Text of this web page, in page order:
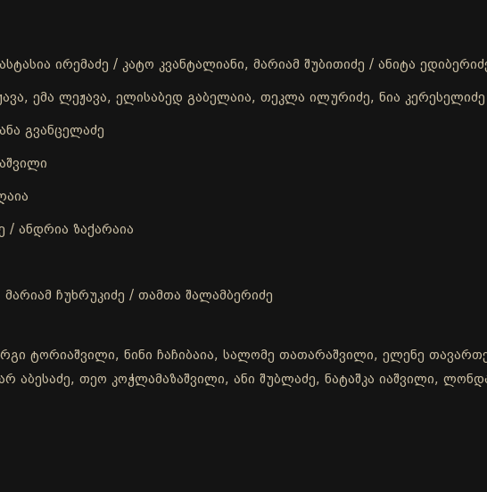
ირემაძე / კატო კვანტალიანი, მარიამ შუბითიძე / ანიტა
ემა ლეჟავა, ელისაბედ გაბელაია, თეკლა ილურიძე, ნია კერესელიძე
გვანცელაძე
/ ანდრია ზაქარაია
ჩუხრუკიძე / თამთა შალამბერიძე
ტორიაშვილი, ნინი ჩაჩიბაია, სალომე თათარაშვილი, ელენე
აბესაძე, თეო კოჭლამაზაშვილი, ანი შუბლაძე, ნატაშკა იაშვილი,